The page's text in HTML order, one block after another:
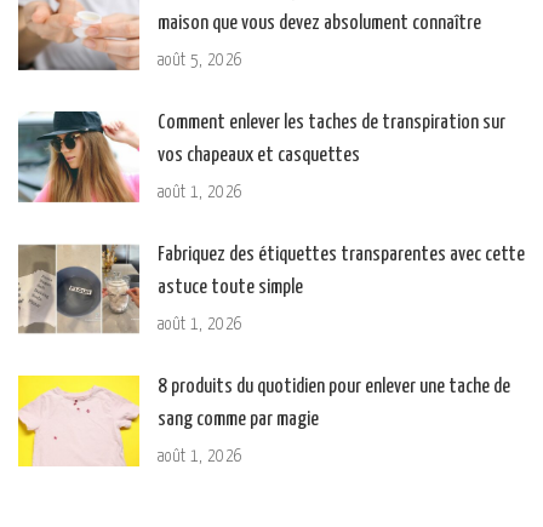
maison que vous devez absolument connaître
août 5, 2026
Comment enlever les taches de transpiration sur
vos chapeaux et casquettes
août 1, 2026
Fabriquez des étiquettes transparentes avec cette
astuce toute simple
août 1, 2026
8 produits du quotidien pour enlever une tache de
sang comme par magie
août 1, 2026